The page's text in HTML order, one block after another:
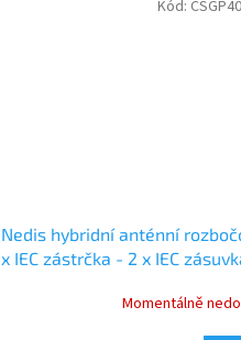
Nedis hybridní anténní
x IEC zástrčka - 2 x IEC
Momentálně
Kód: